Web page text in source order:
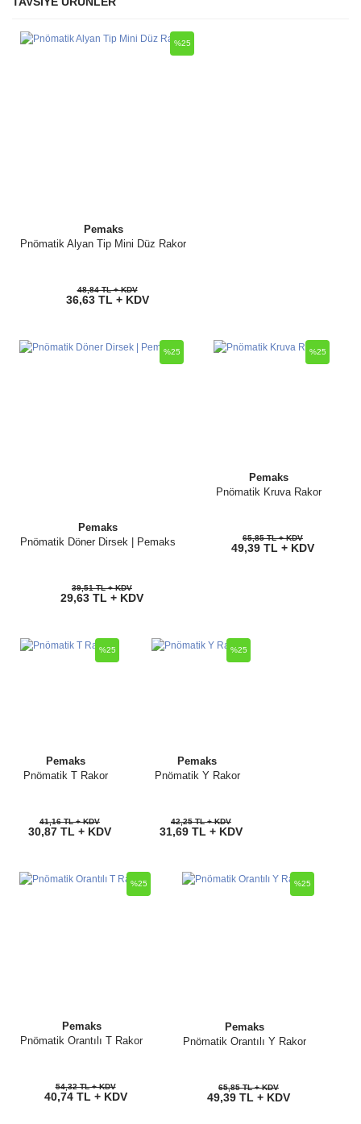
Pemaks
Pnömatik Alyan Tip Mini Düz Rakor
%25
48,84 TL + KDV
36,63 TL + KDV
Pemaks
Pnömatik Döner Dirsek | Pemaks
%25
39,51 TL + KDV
29,63 TL + KDV
Pemaks
Pnömatik Kruva Rakor
%25
65,85 TL + KDV
49,39 TL + KDV
Pemaks
Pnömatik T Rakor
%25
41,16 TL + KDV
30,87 TL + KDV
Pemaks
Pnömatik Y Rakor
%25
42,25 TL + KDV
31,69 TL + KDV
Pemaks
Pnömatik Orantılı T Rakor
%25
54,32 TL + KDV
40,74 TL + KDV
Pemaks
Pnömatik Orantılı Y Rakor
%25
65,85 TL + KDV
49,39 TL + KDV